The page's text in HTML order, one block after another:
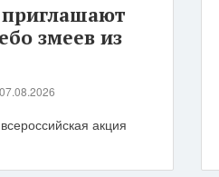
змеев из
07.08.2026
акция